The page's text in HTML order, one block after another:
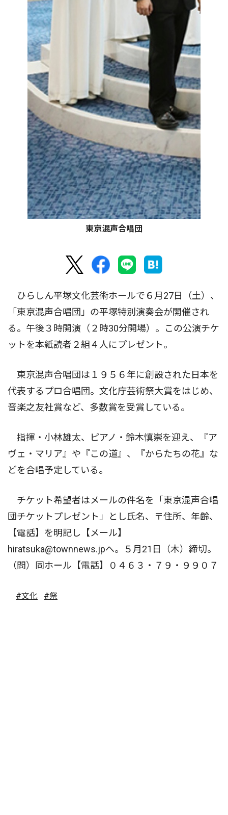
東京混声合唱団
ひらしん平塚文化芸術ホールで６月27日（土）、
「東京混声合唱団」の平塚特別演奏会が開催され
る。午後３時開演（２時30分開場）。この公演チケ
ットを本紙読者２組４人にプレゼント。
東京混声合唱団は１９５６年に創設された日本を
代表するプロ合唱団。文化庁芸術祭大賞をはじめ、
音楽之友社賞など、多数賞を受賞している。
指揮・小林雄太、ピアノ・鈴木慎崇を迎え、『ア
ヴェ・マリア』や『この道』、『からたちの花』な
どを合唱予定している。
チケット希望者はメールの件名を「東京混声合唱
団チケットプレゼント」とし氏名、〒住所、年齢、
【電話】を明記し【メール】
hiratsuka@townnews.jpへ。５月21日（木）締切。
（問）同ホール【電話】０４６３・７９・９９０７
#文化 #祭